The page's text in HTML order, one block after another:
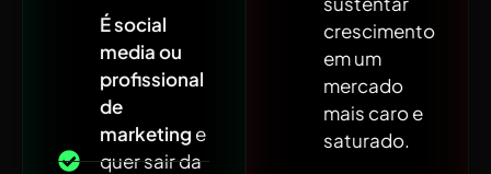
É social
media ou
profissional
de
marketing e
quer sair da
crescimento
em um
mercado
mais caro e
saturado.